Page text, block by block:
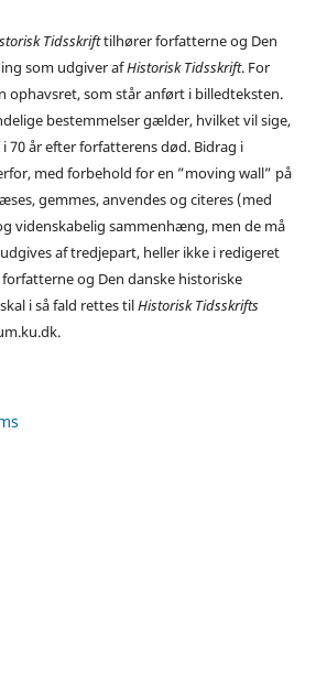
Tidsskrifttilhører forfatterne og Den
som udgiver afHistorisk Tidsskrift. For
ophavsret, som står anført i billedteksten.
bestemmelser gælder, hvilket vil sige,
år efter forfatterens død. Bidrag i
med forbehold for en ”moving wall” på
gemmes, anvendes og citeres (med
videnskabelig sammenhæng, men de må
af tredjepart, heller ikke i redigeret
og Den danske historiske
i så fald rettes tilHistorisk Tidsskrifts